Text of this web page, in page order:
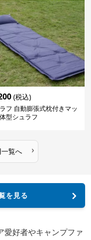
(税込)
フ 自動膨張式枕付きマッ
型シュラフ
一覧へ ›
を見る
愛好者やキャンプファ